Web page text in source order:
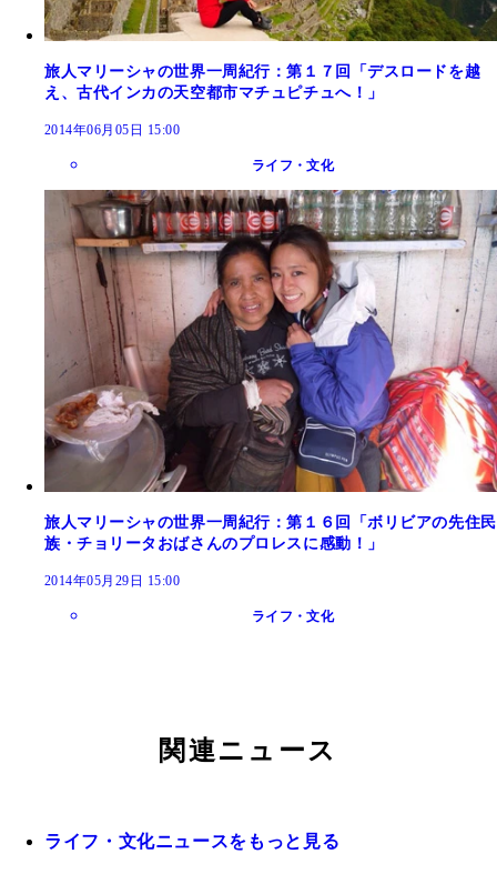
旅人マリーシャの世界一周紀行：第１７回「デスロードを越
え、古代インカの天空都市マチュピチュへ！」
2014年06月05日 15:00
ライフ・文化
旅人マリーシャの世界一周紀行：第１６回「ボリビアの先住民
族・チョリータおばさんのプロレスに感動！」
2014年05月29日 15:00
ライフ・文化
関連ニュース
ライフ・文化ニュースをもっと見る